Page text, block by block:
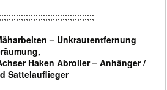
– Unkrautentfernung
Haken Abroller – Anhänger /
Sattelauflieger